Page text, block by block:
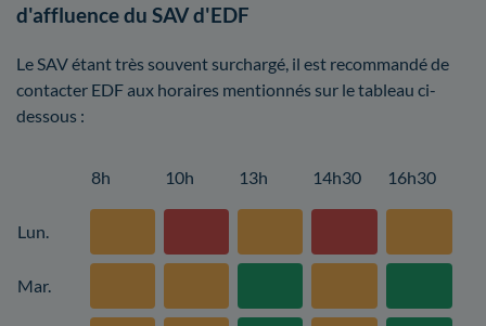
d'affluence du SAV d'EDF
Le SAV étant très souvent surchargé, il est recommandé de
contacter EDF aux horaires mentionnés sur le tableau ci-
dessous :
8h 10h 13h 14h30 16h30
Lun.
Mar.